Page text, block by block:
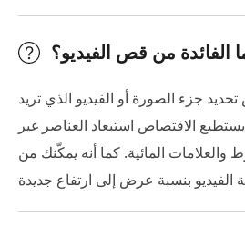
الفائدة من قص الفيديو؟
جزء الصورة أو الفيديو الذي تريد
يستطيع الاقتصاص استبعاد العناصر غير
المائية. كما أنه يمكّنك من